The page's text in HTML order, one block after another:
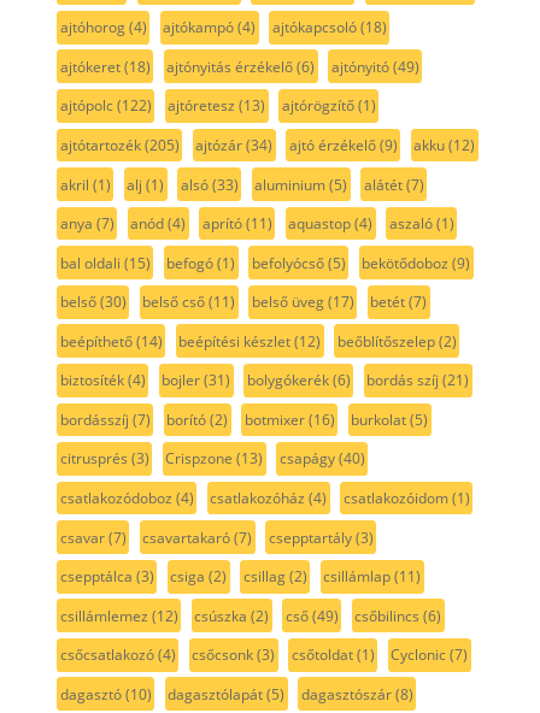
ajtóhorog(4) ajtókampó(4) ajtókapcsoló(18)
ajtókeret(18) ajtónyitás érzékelő(6) ajtónyitó(49)
ajtópolc(122) ajtóretesz (13) ajtórögzítő(1)
ajtótartozék(205) ajtózár(34) ajtó érzékelő(9) akku(12)
akril (1) alj (1) alsó(33) aluminium(5) alátét(7)
anya (7) anód(4) aprító(11) aquastop(4) aszaló(1)
bal oldali (15) befogó(1) befolyócső(5) bekötődoboz (9)
belső(30) belső cső(11) belső üveg(17) betét(7)
beépíthető(14) beépítési készlet(12) beőblítőszelep(2)
biztosíték(4) bojler(31) bolygókerék(6) bordás szíj (21)
bordásszíj (7) borító(2) botmixer(16) burkolat(5)
citrusprés (3) Crispzone (13) csapágy(40)
csatlakozódoboz (4) csatlakozóház (4) csatlakozóidom(1)
csavar(7) csavartakaró(7) csepptartály(3)
csepptálca (3) csiga (2) csillag(2) csillámlap(11)
csillámlemez (12) csúszka (2) cső(49) csőbilincs (6)
csőcsatlakozó(4) csőcsonk(3) csőtoldat(1) Cyclonic(7)
dagasztó(10) dagasztólapát(5) dagasztószár(8)